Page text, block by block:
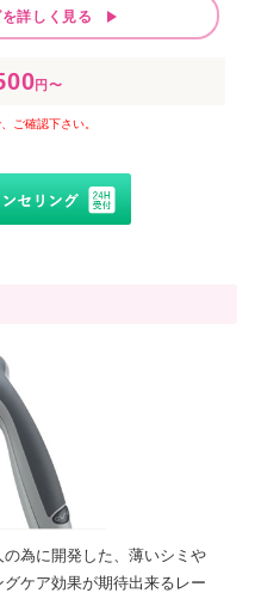
ご確認下さい。
詳しく見る
円〜
為に開発した、薄いシミや
ケア効果が期待出来るレー